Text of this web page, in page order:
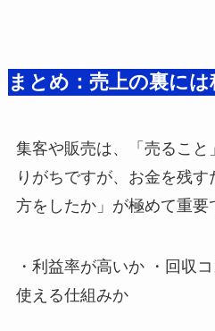
まとめ：売上の裏に
集客や販売は、「売ること
りがちですが、お金を残
方をしたか」が極めて重要
・利益率が高いか ・回収
使える仕組みか